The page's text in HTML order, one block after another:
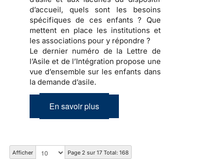
d’accueil, quels sont les besoins
spécifiques de ces enfants ? Que
mettent en place les institutions et
les associations pour y répondre ?
Le dernier numéro de la Lettre de
l’Asile et de l’Intégration propose une
vue d’ensemble sur les enfants dans
la demande d’asile.
En savoir plus
Afficher Page 2 sur 17 Total: 168